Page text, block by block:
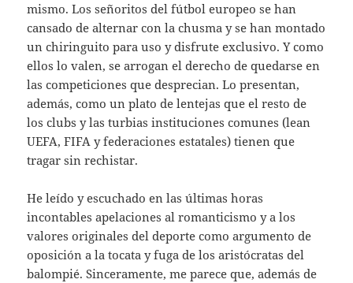
mismo. Los señoritos del fútbol europeo se han
cansado de alternar con la chusma y se han montado
un chiringuito para uso y disfrute exclusivo. Y como
ellos lo valen, se arrogan el derecho de quedarse en
las competiciones que desprecian. Lo presentan,
además, como un plato de lentejas que el resto de
los clubs y las turbias instituciones comunes (lean
UEFA, FIFA y federaciones estatales) tienen que
tragar sin rechistar.
He leído y escuchado en las últimas horas
incontables apelaciones al romanticismo y a los
valores originales del deporte como argumento de
oposición a la tocata y fuga de los aristócratas del
balompié. Sinceramente, me parece que, además de